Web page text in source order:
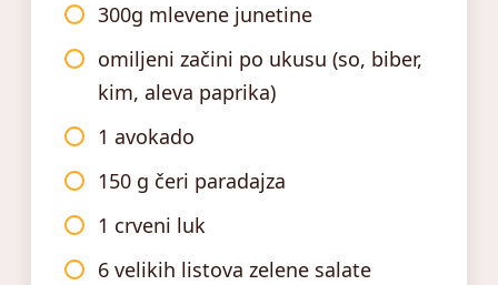
300g mlevene junetine
omiljeni začini po ukusu (so, biber,
kim, aleva paprika)
1 avokado
150 g čeri paradajza
1 crveni luk
6 velikih listova zelene salate